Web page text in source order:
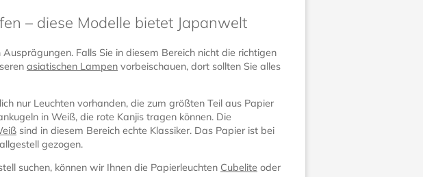
– diese Modelle bietet Japanwelt
Falls Sie in diesem Bereich nicht die richtigen
asiatischen Lampen vorbeischauen, dort sollten Sie alles
nur Leuchten vorhanden, die zum größten Teil aus Papier
in Weiß, die rote Kanjis tragen können. Die
sind in diesem Bereich echte Klassiker. Das Papier ist bei
gezogen.
suchen, können wir Ihnen die Papierleuchten Cubelite oder